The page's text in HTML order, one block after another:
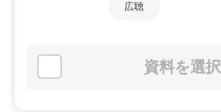
広聴
資料を選択